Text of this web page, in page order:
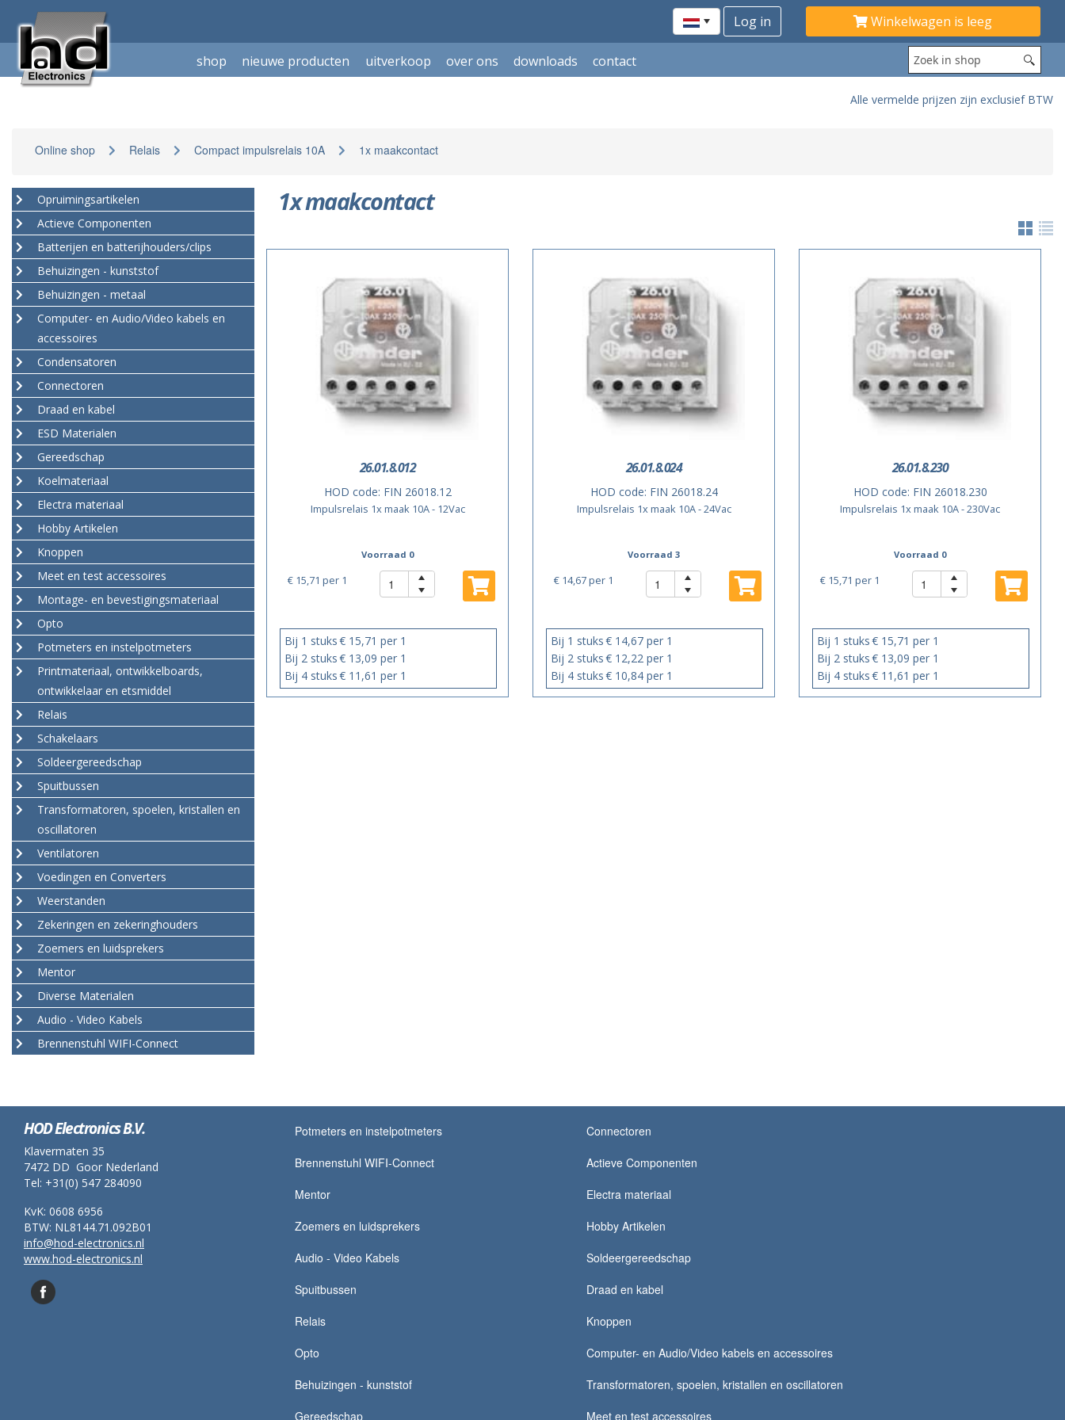
Winkelwagen is leeg
shop nieuwe producten uitverkoop over ons downloads contact
Alle vermelde prijzen zijn exclusief BTW
Online shop Relais Compact impulsrelais 10A 1x maakcontact
Opruimingsartikelen
Actieve Componenten
Batterijen en batterijhouders/clips
Behuizingen - kunststof
Behuizingen - metaal
Computer- en Audio/Video kabels en
accessoires
Condensatoren
Connectoren
Draad en kabel
ESD Materialen
Gereedschap
Koelmateriaal
Electra materiaal
Hobby Artikelen
Knoppen
Meet en test accessoires
Montage- en bevestigingsmateriaal
Opto
Potmeters en instelpotmeters
Printmateriaal, ontwikkelboards,
ontwikkelaar en etsmiddel
Relais
Schakelaars
Soldeergereedschap
Spuitbussen
Transformatoren, spoelen, kristallen en
oscillatoren
Ventilatoren
Voedingen en Converters
Weerstanden
Zekeringen en zekeringhouders
Zoemers en luidsprekers
Mentor
Diverse Materialen
Audio - Video Kabels
Brennenstuhl WIFI-Connect
1x maakcontact
26.01.8.012
HOD code: FIN 26018.12
Impulsrelais 1x maak 10A - 12Vac
Voorraad 0
€ 15,71 per 1
Bij 1 stuks€ 15,71 per 1
Bij 2 stuks€ 13,09 per 1
Bij 4 stuks€ 11,61 per 1
26.01.8.024
HOD code: FIN 26018.24
Impulsrelais 1x maak 10A - 24Vac
Voorraad 3
€ 14,67per 1
Bij 1 stuks€ 14,67 per 1
Bij 2 stuks€ 12,22 per 1
Bij 4 stuks€ 10,84 per 1
26.01.8.230
HOD code: FIN 26018.230
Impulsrelais 1x maak 10A - 230Vac
Voorraad 0
€ 15,71 per 1
Bij 1 stuks€ 15,71 per 1
Bij 2 stuks€ 13,09 per 1
Bij 4 stuks€ 11,61 per 1
HOD Electronics B.V.
Klavermaten 35
7472 DD Goor Nederland
Tel: +31(0) 547 284090
KvK: 0608 6956
BTW: NL8144.71.092B01
info@hod-electronics.nl
www.hod-electronics.nl
Potmeters en instelpotmeters
Brennenstuhl WIFI-Connect
Mentor
Zoemers en luidsprekers
Audio - Video Kabels
Spuitbussen
Relais
Opto
Behuizingen - kunststof
Gereedschap
Connectoren
Actieve Componenten
Electra materiaal
Hobby Artikelen
Soldeergereedschap
Draad en kabel
Knoppen
Computer- en Audio/Video kabels en accessoires
Transformatoren, spoelen, kristallen en oscillatoren
Meet en test accessoires